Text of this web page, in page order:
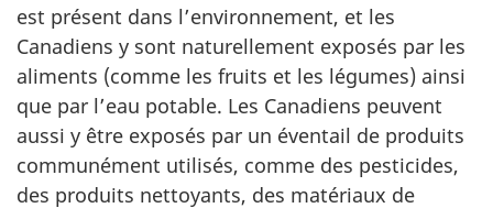
est présent dans l’environnement, et les
Canadiens y sont naturellement exposés par les
aliments (comme les fruits et les légumes) ainsi
que par l’eau potable. Les Canadiens peuvent
aussi y être exposés par un éventail de produits
communément utilisés, comme des pesticides,
des produits nettoyants, des matériaux de